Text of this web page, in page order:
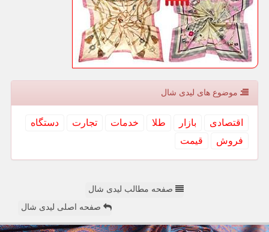
موضوع های لیدی شال
اقتصادی بازار طلا خدمات تجارت
دستگاه
فروش
قیمت
صفحه مطالب لیدی شال
صفحه اصلی لیدی شال